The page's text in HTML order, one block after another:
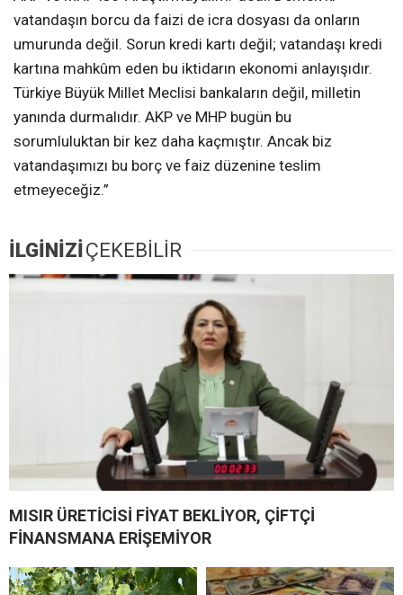
vatandaşın borcu da faizi de icra dosyası da onların
umurunda değil. Sorun kredi kartı değil; vatandaşı kredi
kartına mahkûm eden bu iktidarın ekonomi anlayışıdır.
Türkiye Büyük Millet Meclisi bankaların değil, milletin
yanında durmalıdır. AKP ve MHP bugün bu
sorumluluktan bir kez daha kaçmıştır. Ancak biz
vatandaşımızı bu borç ve faiz düzenine teslim
etmeyeceğiz.”
İLGİNİZİ ÇEKEBİLİR
MISIR ÜRETİCİSİ FİYAT BEKLİYOR, ÇİFTÇİ
FİNANSMANA ERİŞEMİYOR